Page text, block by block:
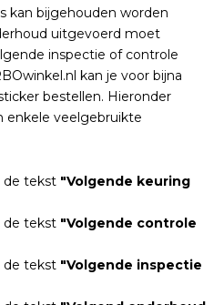
kan bijgehouden worden
uitgevoerd moet
inspectie of controle
kan je voor bijna
bestellen. Hieronder
enkele veelgebruikte
de tekst "Volgende keuring
de tekst "Volgende controle
de tekst "Volgende inspectie